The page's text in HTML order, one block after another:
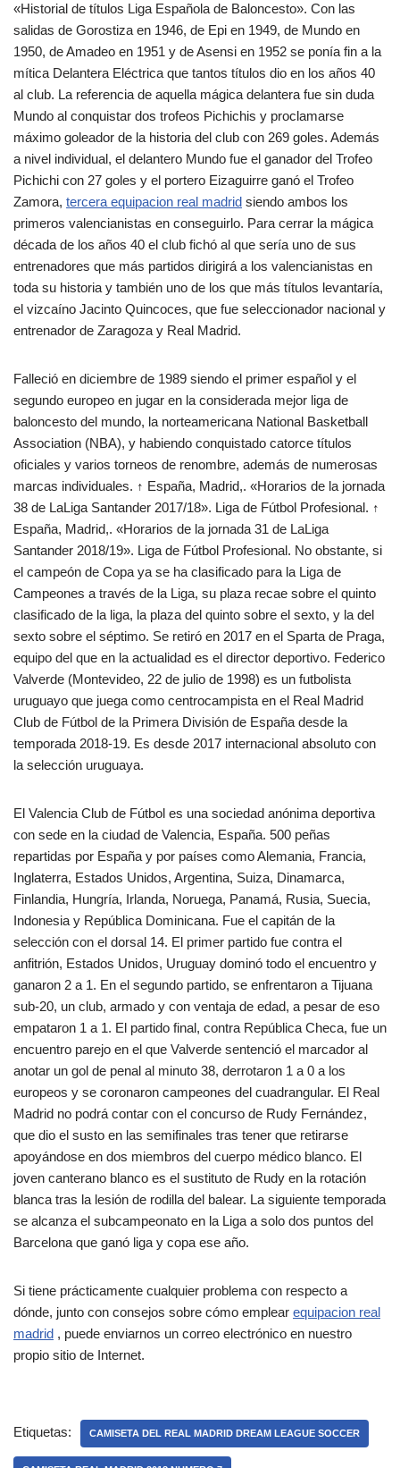
«Historial de títulos Liga Española de Baloncesto». Con las
salidas de Gorostiza en 1946, de Epi en 1949, de Mundo en
1950, de Amadeo en 1951 y de Asensi en 1952 se ponía fin a la
mítica Delantera Eléctrica que tantos títulos dio en los años 40
al club. La referencia de aquella mágica delantera fue sin duda
Mundo al conquistar dos trofeos Pichichis y proclamarse
máximo goleador de la historia del club con 269 goles. Además
a nivel individual, el delantero Mundo fue el ganador del Trofeo
Pichichi con 27 goles y el portero Eizaguirre ganó el Trofeo
Zamora, tercera equipacion real madrid siendo ambos los
primeros valencianistas en conseguirlo. Para cerrar la mágica
década de los años 40 el club fichó al que sería uno de sus
entrenadores que más partidos dirigirá a los valencianistas en
toda su historia y también uno de los que más títulos levantaría,
el vizcaíno Jacinto Quincoces, que fue seleccionador nacional y
entrenador de Zaragoza y Real Madrid.
Falleció en diciembre de 1989 siendo el primer español y el
segundo europeo en jugar en la considerada mejor liga de
baloncesto del mundo, la norteamericana National Basketball
Association (NBA), y habiendo conquistado catorce títulos
oficiales y varios torneos de renombre, además de numerosas
marcas individuales. ↑ España, Madrid,. «Horarios de la jornada
38 de LaLiga Santander 2017/18». Liga de Fútbol Profesional. ↑
España, Madrid,. «Horarios de la jornada 31 de LaLiga
Santander 2018/19». Liga de Fútbol Profesional. No obstante, si
el campeón de Copa ya se ha clasificado para la Liga de
Campeones a través de la Liga, su plaza recae sobre el quinto
clasificado de la liga, la plaza del quinto sobre el sexto, y la del
sexto sobre el séptimo. Se retiró en 2017 en el Sparta de Praga,
equipo del que en la actualidad es el director deportivo. Federico
Valverde (Montevideo, 22 de julio de 1998) es un futbolista
uruguayo que juega como centrocampista en el Real Madrid
Club de Fútbol de la Primera División de España desde la
temporada 2018-19. Es desde 2017 internacional absoluto con
la selección uruguaya.
El Valencia Club de Fútbol es una sociedad anónima deportiva
con sede en la ciudad de Valencia, España. 500 peñas
repartidas por España y por países como Alemania, Francia,
Inglaterra, Estados Unidos, Argentina, Suiza, Dinamarca,
Finlandia, Hungría, Irlanda, Noruega, Panamá, Rusia, Suecia,
Indonesia y República Dominicana. Fue el capitán de la
selección con el dorsal 14. El primer partido fue contra el
anfitrión, Estados Unidos, Uruguay dominó todo el encuentro y
ganaron 2 a 1. En el segundo partido, se enfrentaron a Tijuana
sub-20, un club, armado y con ventaja de edad, a pesar de eso
empataron 1 a 1. El partido final, contra República Checa, fue un
encuentro parejo en el que Valverde sentenció el marcador al
anotar un gol de penal al minuto 38, derrotaron 1 a 0 a los
europeos y se coronaron campeones del cuadrangular. El Real
Madrid no podrá contar con el concurso de Rudy Fernández,
que dio el susto en las semifinales tras tener que retirarse
apoyándose en dos miembros del cuerpo médico blanco. El
joven canterano blanco es el sustituto de Rudy en la rotación
blanca tras la lesión de rodilla del balear. La siguiente temporada
se alcanza el subcampeonato en la Liga a solo dos puntos del
Barcelona que ganó liga y copa ese año.
Si tiene prácticamente cualquier problema con respecto a
dónde, junto con consejos sobre cómo emplear equipacion real
madrid , puede enviarnos un correo electrónico en nuestro
propio sitio de Internet.
Etiquetas: CAMISETA DEL REAL MADRID DREAM LEAGUE SOCCER